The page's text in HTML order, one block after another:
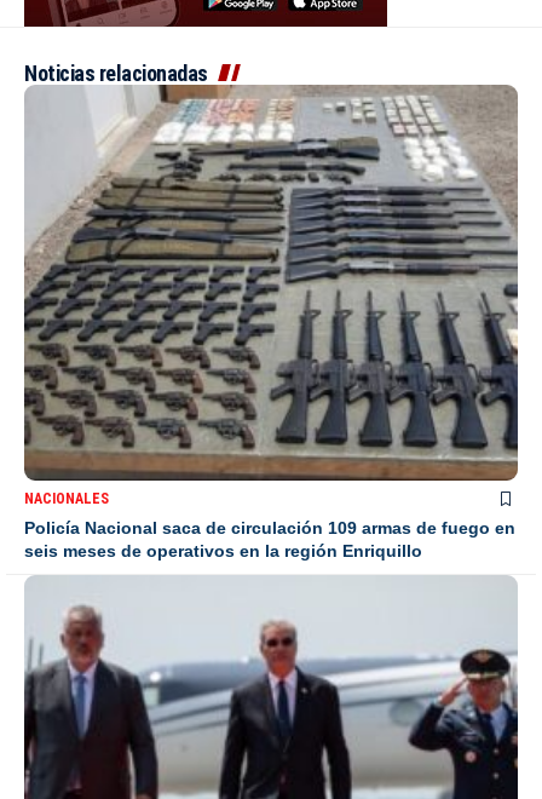
Noticias relacionadas
NACIONALES
Policía Nacional saca de circulación 109 armas de fuego en
seis meses de operativos en la región Enriquillo